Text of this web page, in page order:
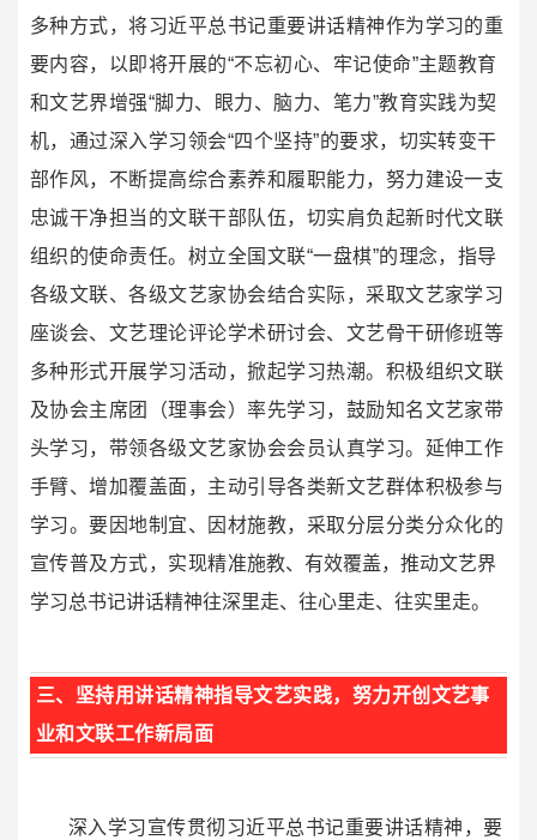
多种方式，将习近平总书记重要讲话精神作为学习的重
要内容，以即将开展的“不忘初心、牢记使命”主题教育
和文艺界增强“脚力、眼力、脑力、笔力”教育实践为契
机，通过深入学习领会“四个坚持”的要求，切实转变干
部作风，不断提高综合素养和履职能力，努力建设一支
忠诚干净担当的文联干部队伍，切实肩负起新时代文联
组织的使命责任。树立全国文联“一盘棋”的理念，指导
各级文联、各级文艺家协会结合实际，采取文艺家学习
座谈会、文艺理论评论学术研讨会、文艺骨干研修班等
多种形式开展学习活动，掀起学习热潮。积极组织文联
及协会主席团（理事会）率先学习，鼓励知名文艺家带
头学习，带领各级文艺家协会会员认真学习。延伸工作
手臂、增加覆盖面，主动引导各类新文艺群体积极参与
学习。要因地制宜、因材施教，采取分层分类分众化的
宣传普及方式，实现精准施教、有效覆盖，推动文艺界
学习总书记讲话精神往深里走、往心里走、往实里走。
三、坚持用讲话精神指导文艺实践，努力开创文艺事
业和文联工作新局面
深入学习宣传贯彻习近平总书记重要讲话精神，要